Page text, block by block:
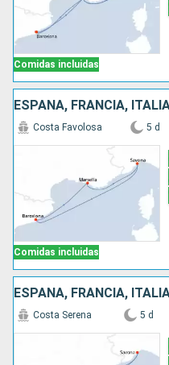
Comidas incluidas
ESPAÑA, FRANCIA,
Comidas incluidas
Costa Favolosa 5 d
ESPAÑA, FRANCIA,
Costa Serena 5 d